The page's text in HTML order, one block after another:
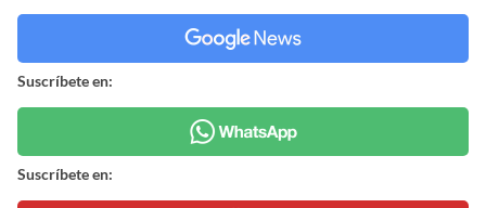
Suscríbete en:
Suscríbete en: